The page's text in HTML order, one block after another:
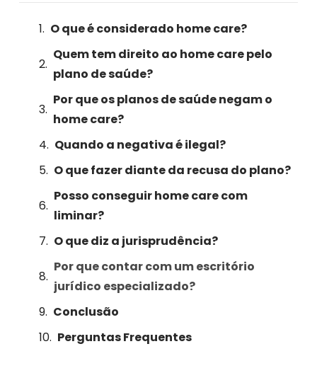
O que é considerado home care?
Quem tem direito ao home care pelo
plano de saúde?
Por que os planos de saúde negam o
home care?
Quando a negativa é ilegal?
O que fazer diante da recusa do plano?
Posso conseguir home care com
liminar?
O que diz a jurisprudência?
Por que contar com um escritório
jurídico especializado?
Conclusão
Perguntas Frequentes